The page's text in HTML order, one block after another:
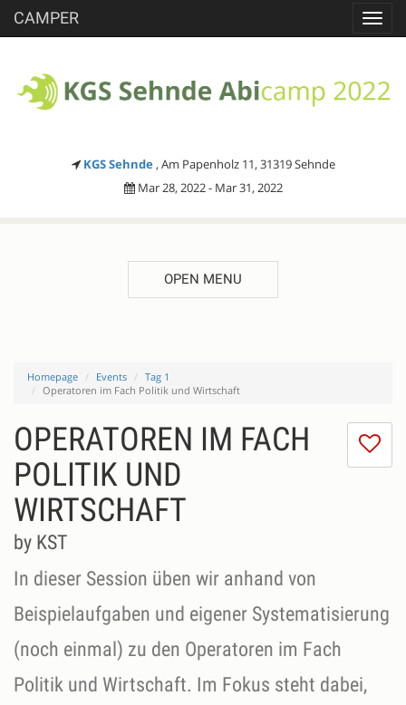
CAMPER
KGS Sehnde , Am Papenholz 11, 31319 Sehnde
Mar 28, 2022 - Mar 31, 2022
OPEN MENU
Homepage Events
Tag 1
Operatoren im Fach Politik und Wirtschaft
I
OPERATOREN IM FACH
POLITIK UND
WIRTSCHAFT
by KST
In dieser Session üben wir anhand von
Beispielaufgaben und eigener Systematisierung
(noch einmal) zu den Operatoren im Fach
Politik und Wirtschaft. Im Fokus steht dabei,